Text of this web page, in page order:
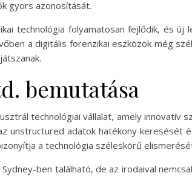
gyors azonosítását.
technológia folyamatosan fejlődik, és
a digitális forenzikai eszközök még
bemutatása
technológiai vállalat, amely innovatív
unstructured adatok hatékony keresését
a technológia széleskörű
ben található, de az irodaival